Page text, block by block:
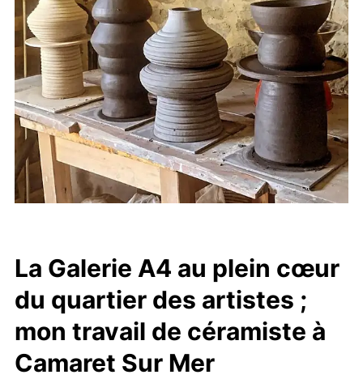
La Galerie A4 au plein cœur
du quartier des artistes ;
mon travail de céramiste à
Camaret Sur Mer